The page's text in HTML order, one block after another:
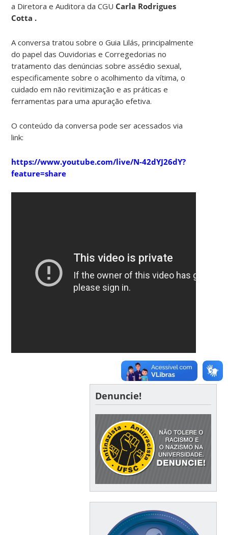
a Diretora e Auditora da CGU Carla Rodrigues
Cotta .
A conversa tratou sobre o Guia Lilás, principalmente
do papel das Ouvidorias e Corregedorias no
tratamento das denúncias sobre assédio sexual,
especificamente sobre o acolhimento da vítima, o
cuidado em não revitimização e as práticas e
ferramentas para uma apuração efetiva.
O conteúdo da conversa pode ser acessados via
link:
https://www.youtube.com/live/N-42dYJ26dY?
feature=share
Denuncie!